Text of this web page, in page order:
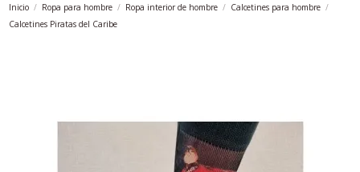
Inicio Ropa para hombre Ropa interior de hombre
Calcetines para hombre
Calcetines Piratas del Caribe